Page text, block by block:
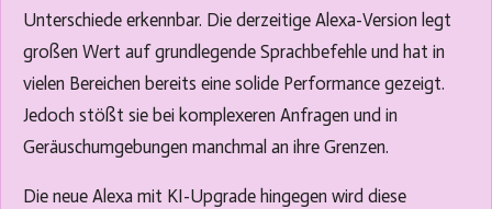
Unterschiede erkennbar. Die derzeitige Alexa-Version legt
großen Wert auf grundlegende Sprachbefehle und hat in
vielen Bereichen bereits eine solide Performance gezeigt.
Jedoch stößt sie bei komplexeren Anfragen und in
Geräuschumgebungen manchmal an ihre Grenzen.
Die neue Alexa mit KI-Upgrade hingegen wird diese